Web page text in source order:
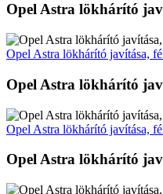
Opel Astra lökhárító
Opel Astra lökhárító javítása,
Opel Astra lökhárító
Opel Astra lökhárító javítása,
Opel Astra lökhárító